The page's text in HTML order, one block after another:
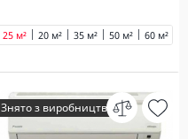
20 м²
25 м² 35 м² 50 м² 60 м²
Знято з виробництва